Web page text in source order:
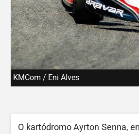
KMCom / Eni Alves
O kartódromo Ayrton Senna,